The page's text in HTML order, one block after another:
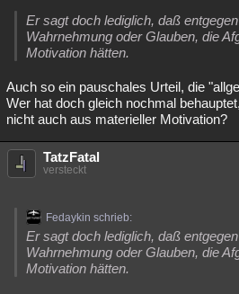
Er sagt doch lediglich, daß
Wahrnehmung oder Glauben, die
Motivation hätten.
Auch so ein pauschales Urteil, die
Wer hat doch gleich nochmal
nicht auch aus materieller Motivation?
TatzFatal
versteckt
Fedaykin schrieb:
Er sagt doch lediglich, daß
Wahrnehmung oder Glauben, die
Motivation hätten.